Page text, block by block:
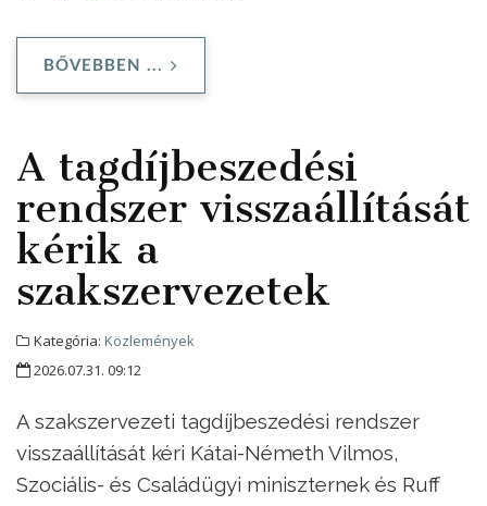
BŐVEBBEN ...
A tagdíjbeszedési
rendszer visszaállítását
kérik a
szakszervezetek
Kategória: Közlemények
2026.07.31. 09:12
A szakszervezeti tagdíjbeszedési rendszer
visszaállítását kéri Kátai-Németh Vilmos,
Szociális- és Családügyi miniszternek és Ruff